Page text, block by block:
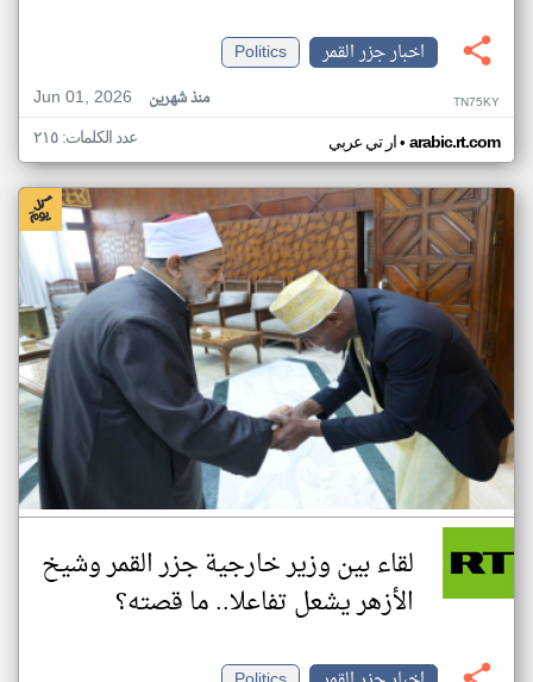
اخبار جزر القمر
Politics
Jun 01, 2026
منذ شهرين TN75KY
ار تي عربي• arabic.rt.com عدد الكلمات: ٢١٥
لقاء بين وزير خارجية جزر القمر وشيخ
الأزهر يشعل تفاعلا.. ما قصته؟